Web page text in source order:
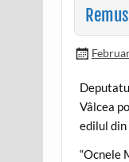
Vâlcea
edilul
“Ocnele